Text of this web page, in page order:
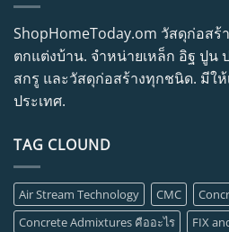
ShopHomeToday.om วัสดุก่อสร้
ตกแต่งบ้าน. จำหน่ายเหล็ก อิฐ ปูน
สกรู และวัสดุก่อสร้างทุกชนิด. มีใ
ประเทศ.
TAG CLOUND
Air Stream Technology CMC
Concrete Admixtures คืออะไร
FIX